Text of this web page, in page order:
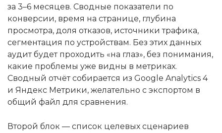
за 3–6 месяцев. Сводные показатели по
конверсии, время на странице, глубина
просмотра, доля отказов, источники трафика,
сегментация по устройствам. Без этих данных
аудит будет проходить «на глаз», без понимания,
какие проблемы уже видны в метриках.
Сводный отчёт собирается из Google Analytics 4
и Яндекс Метрики, желательно с экспортом в
общий файл для сравнения.
Второй блок — список целевых сценариев